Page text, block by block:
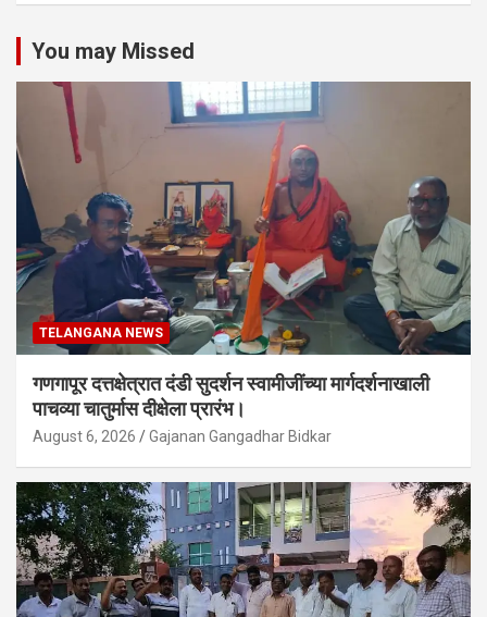
You may Missed
TELANGANA NEWS
गणगापूर दत्तक्षेत्रात दंडी सुदर्शन स्वामीजींच्या मार्गदर्शनाखाली
पाचव्या चातुर्मास दीक्षेला प्रारंभ।
August 6, 2026 Gajanan Gangadhar Bidkar